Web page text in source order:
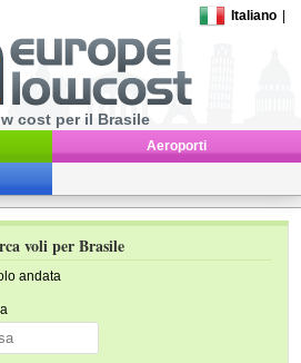
Italiano
cost per il Brasile
Aeroporti
voli per Brasile
andata